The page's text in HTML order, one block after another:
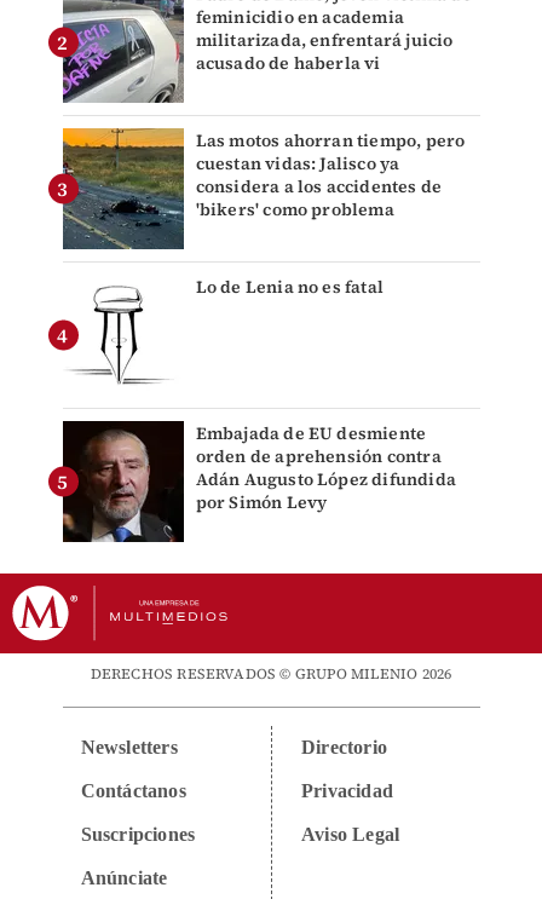
feminicidio en academia
militarizada, enfrentará juicio
acusado de haberla vi
Las motos ahorran tiempo, pero
cuestan vidas: Jalisco ya
considera a los accidentes de
'bikers' como problema
Lo de Lenia no es fatal
Embajada de EU desmiente
orden de aprehensión contra
Adán Augusto López difundida
por Simón Levy
DERECHOS RESERVADOS © GRUPO MILENIO 2026
Newsletters
Contáctanos
Suscripciones
Anúnciate
Directorio
Privacidad
Aviso Legal